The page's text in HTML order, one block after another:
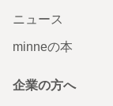
ニュース
minneの本
企業の方へ